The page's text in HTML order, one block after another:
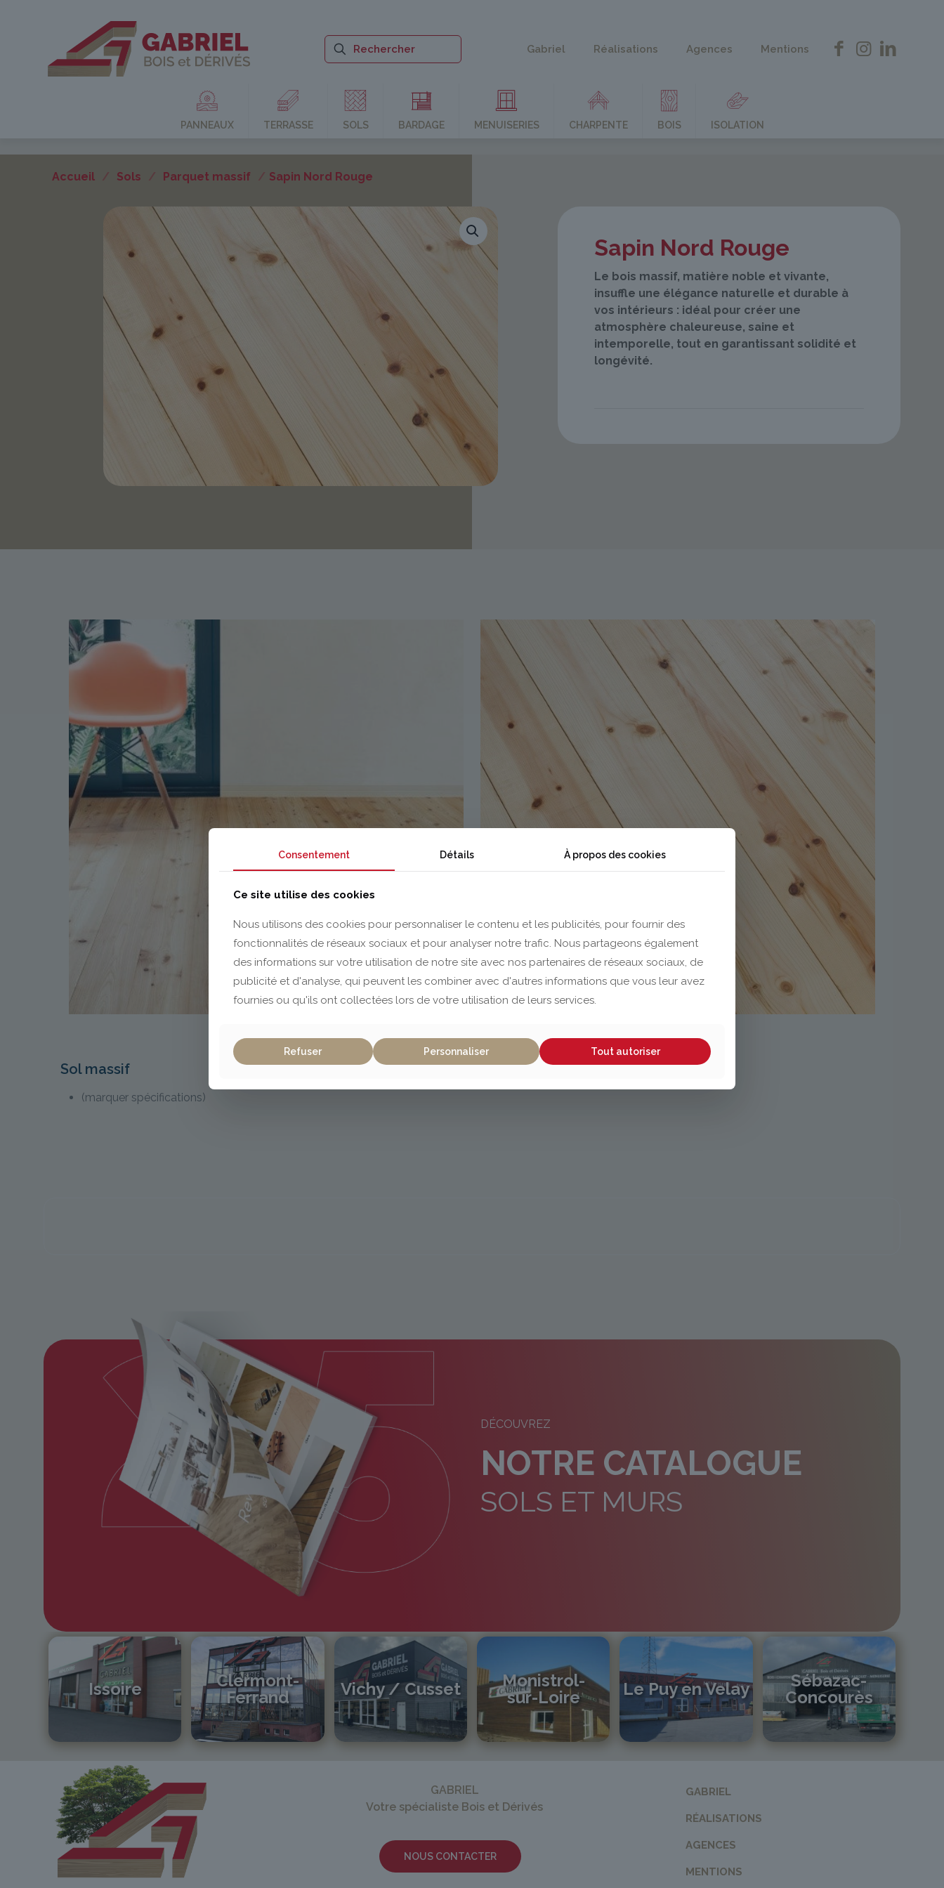
Gabriel Réalisations Agences Mentions
PANNEAUX TERRASSE SOLS BARDAGE MENUISERIES CHARPENTE BOIS ISOLATION
Accueil / Sols / Parquet massif / Sapin Nord Rouge
Sapin Nord Rouge
Le bois massif, matière noble et vivante,
insuffle une élégance naturelle et durable à
vos intérieurs : idéal pour créer une
atmosphère chaleureuse, saine et
intemporelle, tout en garantissant solidité et
longévité.
Sol massif
(marquer spécifications)
DÉCOUVREZ
NOTRE CATALOGUE
SOLS ET MURS
Issoire
contact@gabriel-sa.fr
Clermont-
Ferrand
04 73 42 18 38
Vichy / Cusset
04 70 97 56 39
cusset@gabriel-sa.fr
Monistrol-
sur-Loire
04 71 61 01 86
Le Puy en Velay
04 71 01 13 30
lepuy@gabriel-sa.fr
Sébazac-
Concourès
GABRIEL
Votre spécialiste Bois et Dérivés
NOUS CONTACTER
GABRIEL
RÉALISATIONS
AGENCES
MENTIONS
Consentement Détails À propos des cookies
Ce site utilise des cookies
Nous utilisons des cookies pour personnaliser le contenu et les publicités, pour fournir des
fonctionnalités de réseaux sociaux et pour analyser notre trafic. Nous partageons également
des informations sur votre utilisation de notre site avec nos partenaires de réseaux sociaux, de
publicité et d'analyse, qui peuvent les combiner avec d'autres informations que vous leur avez
fournies ou qu'ils ont collectées lors de votre utilisation de leurs services.
Refuser Personnaliser Tout autoriser